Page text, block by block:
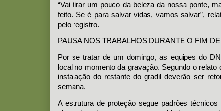
“Vai tirar um pouco da beleza da nossa ponte,
feito. Se é para salvar vidas, vamos salvar”,
pelo registro.
PAUSA NOS TRABALHOS DURANTE O FIM
Por se tratar de um domingo, as equipes do
local no momento da gravação. Segundo o
instalação do restante do gradil deverão ser
semana.
A estrutura de proteção segue padrões